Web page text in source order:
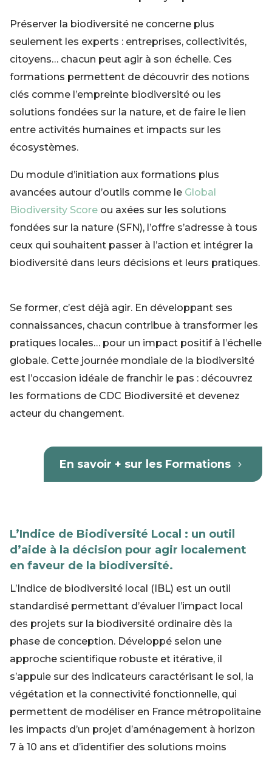
Préserver la biodiversité ne concerne plus
seulement les experts : entreprises, collectivités,
citoyens… chacun peut agir à son échelle. Ces
formations permettent de découvrir des notions
clés comme l’empreinte biodiversité ou les
solutions fondées sur la nature, et de faire le lien
entre activités humaines et impacts sur les
écosystèmes.
Du module d’initiation aux formations plus
avancées autour d’outils comme le Global
Biodiversity Score ou axées sur les solutions
fondées sur la nature (SFN), l’offre s’adresse à tous
ceux qui souhaitent passer à l’action et intégrer la
biodiversité dans leurs décisions et leurs pratiques.
Se former, c’est déjà agir. En développant ses
connaissances, chacun contribue à transformer les
pratiques locales… pour un impact positif à l’échelle
globale. Cette journée mondiale de la biodiversité
est l’occasion idéale de franchir le pas : découvrez
les formations de CDC Biodiversité et devenez
acteur du changement.
En savoir + sur les Formations
L’Indice de Biodiversité Local : un outil
d’aide à la décision pour agir localement
en faveur de la biodiversité.
L’Indice de biodiversité local (IBL) est un outil
standardisé permettant d’évaluer l’impact local
des projets sur la biodiversité ordinaire dès la
phase de conception. Développé selon une
approche scientifique robuste et itérative, il
s’appuie sur des indicateurs caractérisant le sol, la
végétation et la connectivité fonctionnelle, qui
permettent de modéliser en France métropolitaine
les impacts d’un projet d’aménagement à horizon
7 à 10 ans et d’identifier des solutions moins